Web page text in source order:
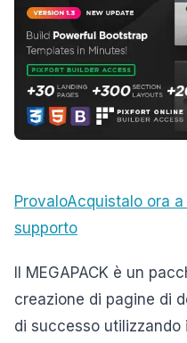
ProvaloAcquistalo ora
supporto
Il MEGAPACK è un
creazione di pagine di
di successo